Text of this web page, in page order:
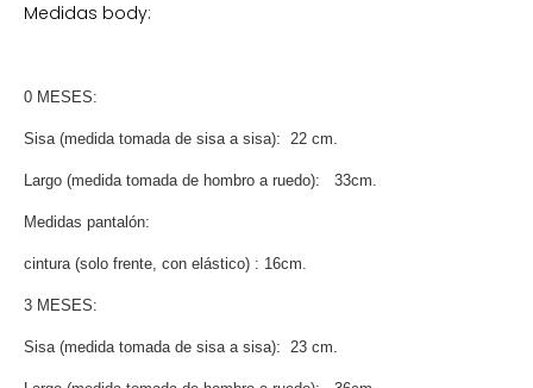
Medidas body:
0 MESES:
Sisa (medida tomada de sisa a sisa): 22 cm.
Largo (medida tomada de hombro a ruedo): 33cm.
Medidas pantalón:
cintura (solo frente, con elástico) : 16cm.
3 MESES:
Sisa (medida tomada de sisa a sisa): 23 cm.